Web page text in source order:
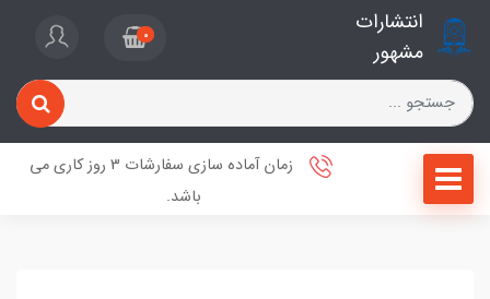
انتشارات
مشهور
0
زمان آماده سازی سفارشات 3 روز کاری می
باشد.